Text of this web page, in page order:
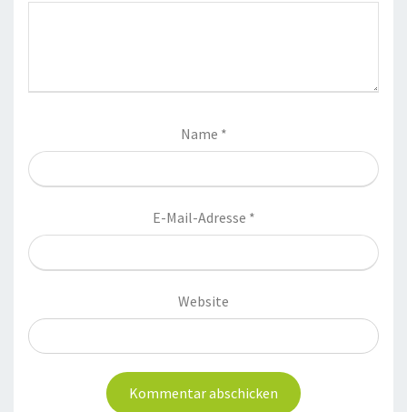
Name *
E-Mail-Adresse *
Website